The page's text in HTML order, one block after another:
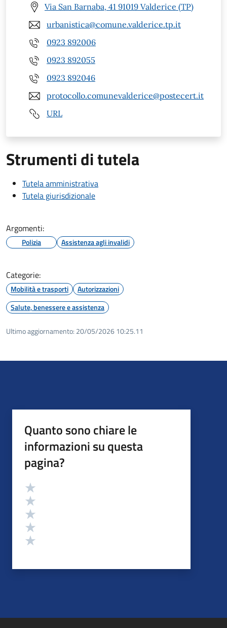
Via San Barnaba, 41 91019 Valderice (TP)
urbanistica@comune.valderice.tp.it
0923 892006
0923 892055
0923 892046
protocollo.comunevalderice@postecert.it
URL
Strumenti di tutela
Tutela amministrativa
Tutela giurisdizionale
Argomenti:
Polizia Assistenza agli invalidi
Categorie:
Mobilità e trasporti
Autorizzazioni
Salute, benessere e assistenza
Ultimo aggiornamento: 20/05/2026 10:25.11
Quanto sono chiare le
informazioni su questa
pagina?
Valutazione